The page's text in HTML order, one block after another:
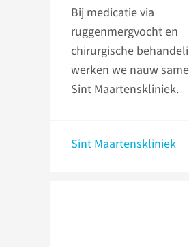
Bij medicatie via
ruggenmergvocht en
chirurgische
werken we nauw
Sint Maartenskliniek.
Sint Maartenskliniek